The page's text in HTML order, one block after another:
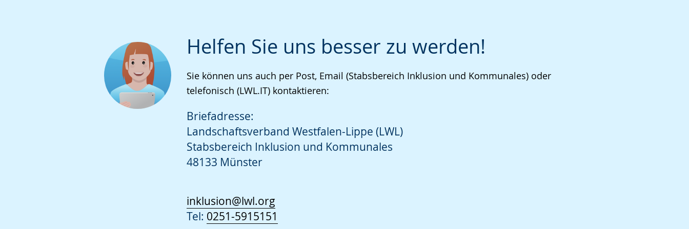
Helfen Sie uns besser zu werden!
Sie können uns auch per Post, Email (Stabsbereich Inklusion und Kommunales) oder
telefonisch (LWL.IT) kontaktieren:
Briefadresse:
Landschaftsverband Westfalen-Lippe (LWL)
Stabsbereich Inklusion und Kommunales
48133 Münster
inklusion@lwl.org
Tel: 0251-5915151